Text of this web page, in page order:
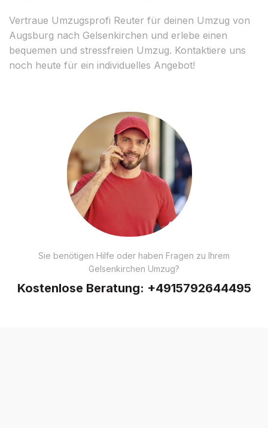
Vertraue Umzugsprofi Reuter für deinen Umzug von
Augsburg nach Gelsenkirchen und erlebe einen
bequemen und stressfreien Umzug. Kontaktiere uns
noch heute für ein individuelles Angebot!
Sie benötigen Hilfe oder haben Fragen zu Ihrem
Gelsenkirchen Umzug?
Kostenlose Beratung: +4915792644495